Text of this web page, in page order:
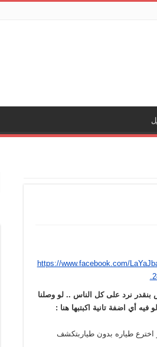
https://www.facebook.com/
يوميا وللاسف مش بنقدر نرد على كل الناس .. لو وصلنا
أي اضفة تانية اكبتبها هنا :
طياره بدون طياربتكشف